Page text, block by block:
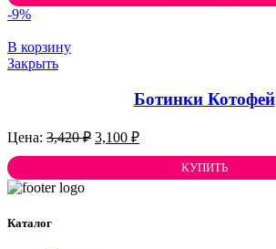
-9%
В корзину
Закрыть
Ботинки Котофей
3,420₽ Первоначальная
3,100 ₽Текущая
3,100 ₽.КУПИТЬ
Каталог